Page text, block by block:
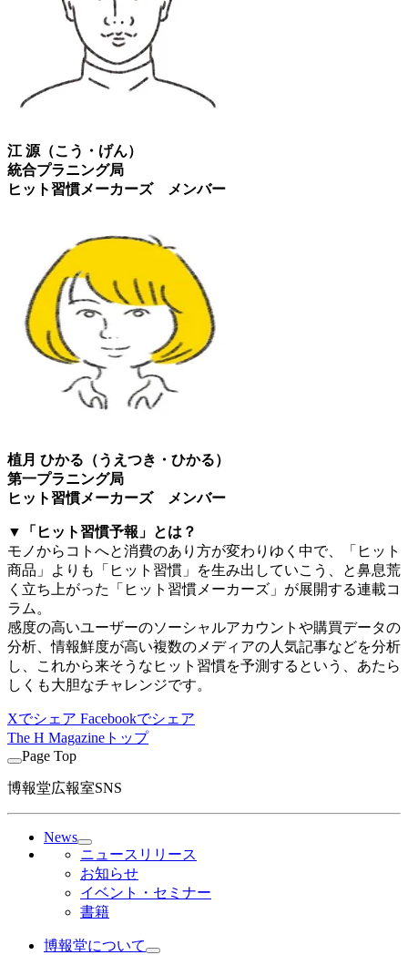
江 源（こう・げん）
統合プラニング局
ヒット習慣メーカーズ メンバー
植月 ひかる（うえつき・ひかる）
第一プラニング局
ヒット習慣メーカーズ メンバー
▼「ヒット習慣予報」とは？
モノからコトへと消費のあり方が変わりゆく中で、「ヒット
商品」よりも「ヒット習慣」を生み出していこう、と鼻息荒
く立ち上がった「ヒット習慣メーカーズ」が展開する連載コ
ラム。
感度の高いユーザーのソーシャルアカウントや購買データの
分析、情報鮮度が高い複数のメディアの人気記事などを分析
し、これから来そうなヒット習慣を予測するという、あたら
しくも大胆なチャレンジです。
Xでシェア Facebookでシェア
The H Magazineトップ
Page Top
博報堂広報室SNS
News
ニュースリリース
お知らせ
イベント・セミナー
書籍
博報堂について